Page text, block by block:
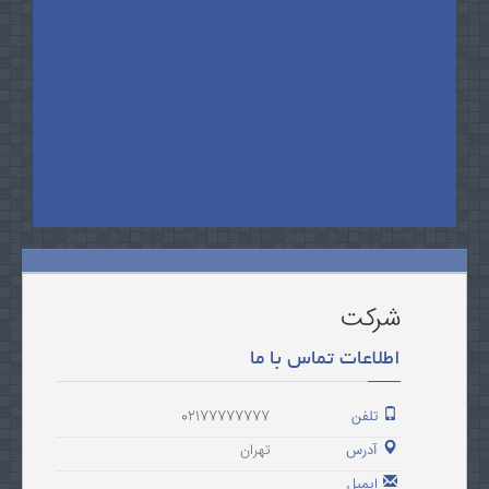
شرکت
اطلاعات تماس با ما
تلفن
02177777777
آدرس
تهران
ایمیل